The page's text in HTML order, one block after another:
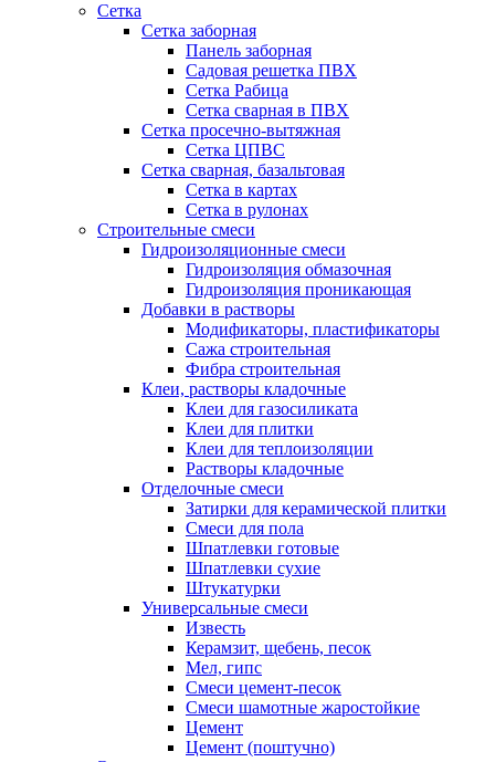
Сетка
Сетка заборная
Панель заборная
Садовая решетка ПВХ
Сетка Рабица
Сетка сварная в ПВХ
Сетка просечно-вытяжная
Сетка ЦПВС
Сетка сварная, базальтовая
Сетка в картах
Сетка в рулонах
Строительные смеси
Гидроизоляционные смеси
Гидроизоляция обмазочная
Гидроизоляция проникающая
Добавки в растворы
Модификаторы, пластификаторы
Сажа строительная
Фибра строительная
Клеи, растворы кладочные
Клеи для газосиликата
Клеи для плитки
Клеи для теплоизоляции
Растворы кладочные
Отделочные смеси
Затирки для керамической плитки
Смеси для пола
Шпатлевки готовые
Шпатлевки сухие
Штукатурки
Универсальные смеси
Известь
Керамзит, щебень, песок
Мел, гипс
Смеси цемент-песок
Смеси шамотные жаростойкие
Цемент
Цемент (поштучно)